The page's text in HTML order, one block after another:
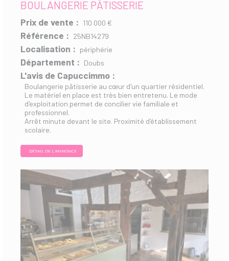
BOULANGERIE PÂTISSERIE
Prix de vente : 110 000 €
Référence : 25NB14279
Localisation : périphérie
Département : Doubs
L'avis de Capuccimmo :
Boulangerie pâtisserie au cœur d'un quartier résidentiel.
Le matériel en place est très bien entretenu. Le mode
d'exploitation permet de concilier vie familiale et
professionnel.
Arrêt minute devant le site. Proximité d'établissement
scolaire.
DÉTAIL DE L'ANNONCE